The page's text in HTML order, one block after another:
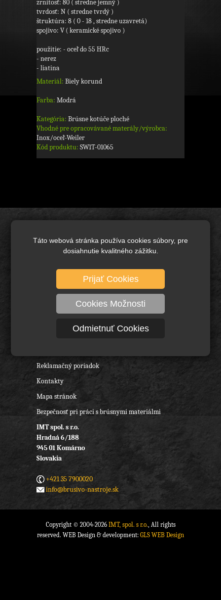
Táto webová stránka používa cookies súbory, pre
dosiahnutie kvalitného zážitku.
Prijať Cookies
Cookies Možnosti
Odmietnuť Cookies
zrnitosť: 80 ( stredne jemný )
tvrdosť: N ( stredne tvrdý )
štruktúra: 8 ( 0 - 18 , stredne uzavretá)
spojivo: V ( keramické spojivo )
použitie: - oceľ do 55 HRc
- nerez
- liatina
Materiál: Biely korund
Farba: Modrá
Kategória: Brúsne kotúče ploché
Vhodné pre opracovávané materály/výrobca:
Inox/oceľ-Weiler
Kód produktu: SW1T-01065
Brusivo základné
Diamantové brusivo
Technické kefy a pílové kotúče
Rezné nástroje, vrtáky a frézy
Reklamačný poriadok
Kontakty
Mapa stránok
Bezpečnosť pri práci s brúsnymi materiálmi
IMT spol. s r.o.
Hradná 6/188
945 01 Komárno
Slovakia
+421 35 7900020
info@brusivo-nastroje.sk
Copyright © 2004-2026 IMT, spol. s r.o., All rights
reserved. WEB Design & development: GLS WEB Design